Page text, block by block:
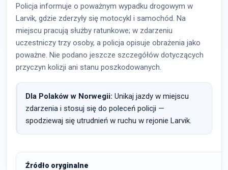
Policja informuje o poważnym wypadku drogowym w
Larvik, gdzie zderzyły się motocykl i samochód. Na
miejscu pracują służby ratunkowe; w zdarzeniu
uczestniczy trzy osoby, a policja opisuje obrażenia jako
poważne. Nie podano jeszcze szczegółów dotyczących
przyczyn kolizji ani stanu poszkodowanych.
Dla Polaków w Norwegii: Unikaj jazdy w miejscu
zdarzenia i stosuj się do poleceń policji —
spodziewaj się utrudnień w ruchu w rejonie Larvik.
Źródło oryginalne